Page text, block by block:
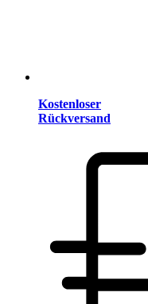
Kostenloser
Rückversand